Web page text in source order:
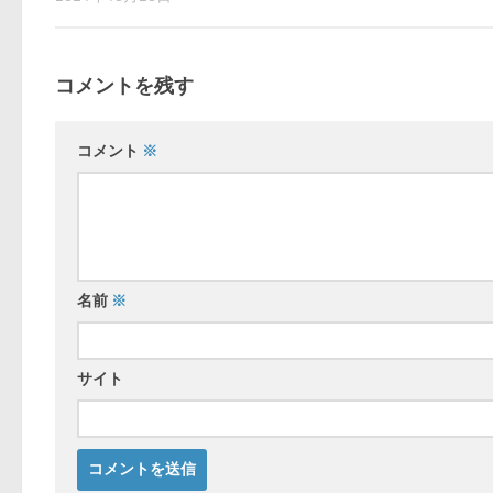
コメントを残す
コメント ※
名前 ※
サイト